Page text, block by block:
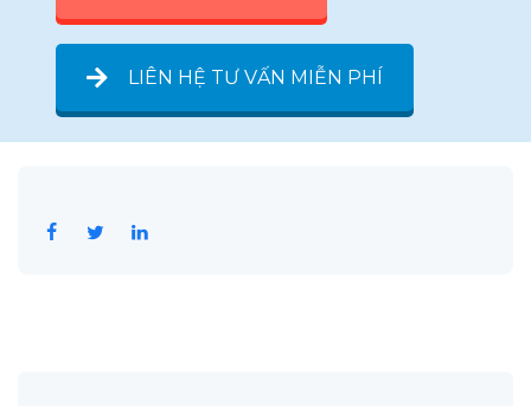
LIÊN HỆ TƯ VẤN MIỄN PHÍ